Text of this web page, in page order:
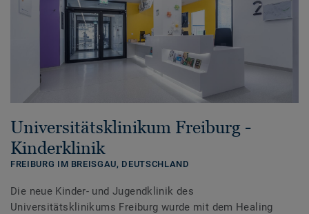
Universitätsklinikum Freiburg -
Kinderklinik
FREIBURG IM BREISGAU, DEUTSCHLAND
Die neue Kinder- und Jugendklinik des
Universitätsklinikums Freiburg wurde mit dem Healing